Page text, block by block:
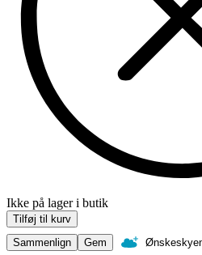
Ikke på lager i butik
Tilføj til kurv
Sammenlign
Gem